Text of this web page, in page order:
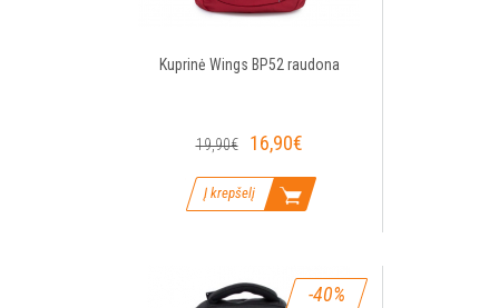
Kuprinė Wings BP52 raudona
19,90€ 16,90€
Į krepšelį
-40%